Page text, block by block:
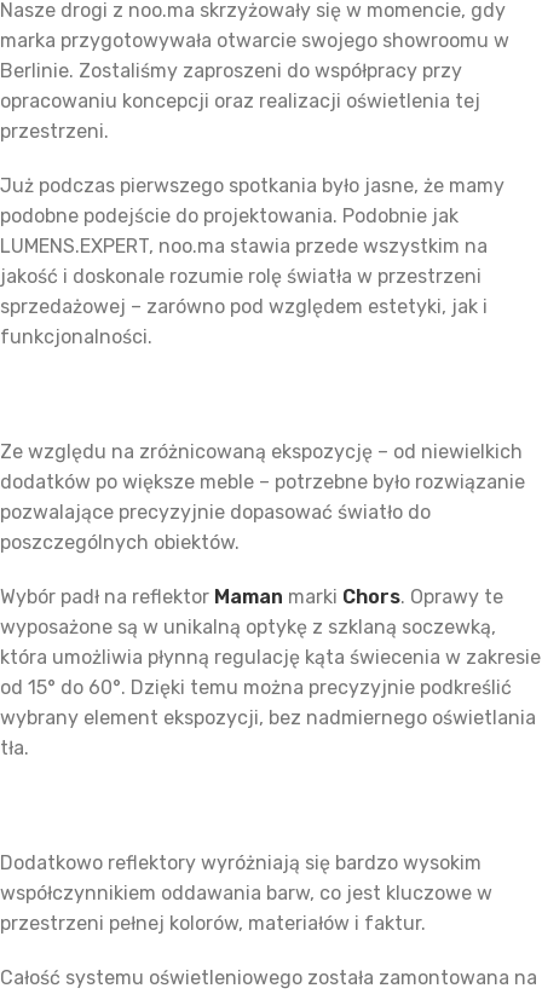
Nasze drogi z noo.ma skrzyżowały się w momencie, gdy
marka przygotowywała otwarcie swojego showroomu w
Berlinie. Zostaliśmy zaproszeni do współpracy przy
opracowaniu koncepcji oraz realizacji oświetlenia tej
przestrzeni.
Już podczas pierwszego spotkania było jasne, że mamy
podobne podejście do projektowania. Podobnie jak
LUMENS.EXPERT, noo.ma stawia przede wszystkim na
jakość i doskonale rozumie rolę światła w przestrzeni
sprzedażowej – zarówno pod względem estetyki, jak i
funkcjonalności.
Ze względu na zróżnicowaną ekspozycję – od niewielkich
dodatków po większe meble – potrzebne było rozwiązanie
pozwalające precyzyjnie dopasować światło do
poszczególnych obiektów.
Wybór padł na reflektor Maman marki Chors. Oprawy te
wyposażone są w unikalną optykę z szklaną soczewką,
która umożliwia płynną regulację kąta świecenia w zakresie
od 15° do 60°. Dzięki temu można precyzyjnie podkreślić
wybrany element ekspozycji, bez nadmiernego oświetlania
tła.
Dodatkowo reflektory wyróżniają się bardzo wysokim
współczynnikiem oddawania barw, co jest kluczowe w
przestrzeni pełnej kolorów, materiałów i faktur.
Całość systemu oświetleniowego została zamontowana na